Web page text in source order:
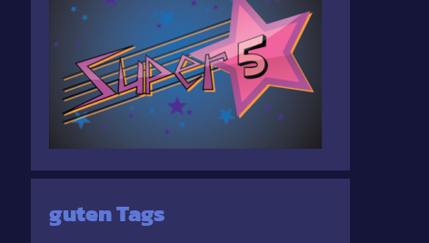
guten Tags